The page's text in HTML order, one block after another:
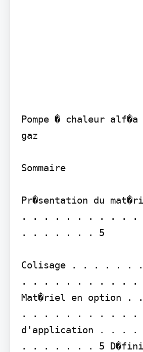
Pompe � chaleur
gaz
Sommaire
Pr�sentation du
. . . . . . . . . . .
. . . . . . . 5
Colisage . . . . .
. . . . . . . . . . .
Mat�riel en option
. . . . . . . . . . . . 5
d'application . . .
. . . . . . . 5